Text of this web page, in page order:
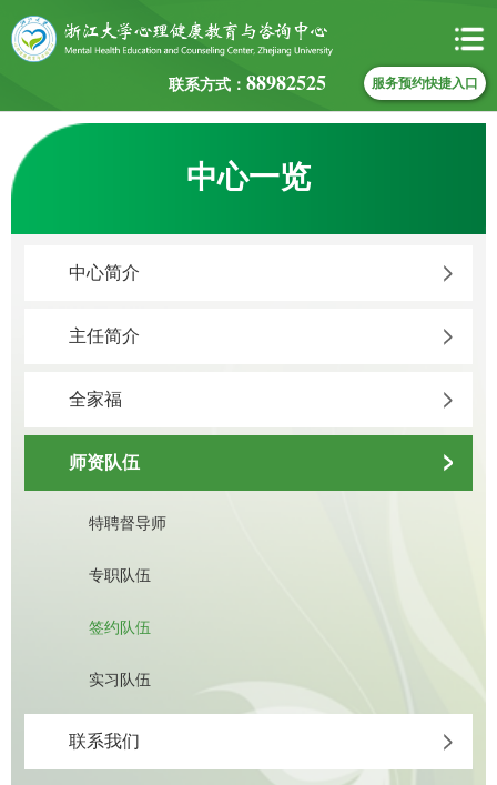
服务预约快捷入口
联系方式： 88982525
中心一览
中心简介
主任简介
全家福
师资队伍
特聘督导师
专职队伍
签约队伍
实习队伍
联系我们